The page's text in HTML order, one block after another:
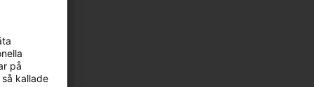
på
kallade